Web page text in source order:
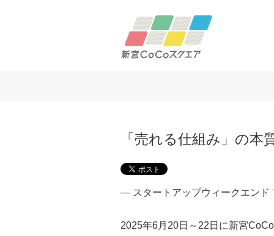
「売れる仕組み」の本
― スタートアップウィークエン
2025年6月20日～22日に新宮